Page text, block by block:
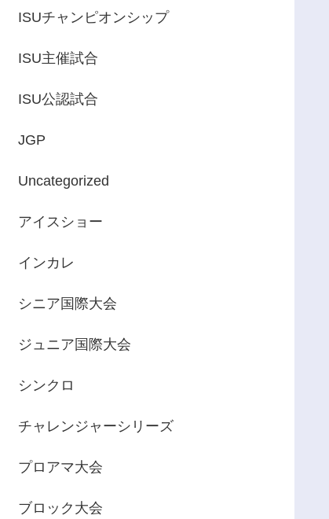
ISUチャンピオンシップ
ISU主催試合
ISU公認試合
JGP
Uncategorized
アイスショー
インカレ
シニア国際大会
ジュニア国際大会
シンクロ
チャレンジャーシリーズ
プロアマ大会
ブロック大会